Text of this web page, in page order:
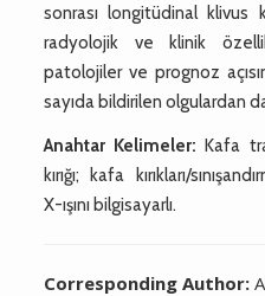
sonrası longitüdinal klivus
radyolojik ve klinik
patolojiler ve prognoz
sayıda bildirilen olgulardan da
Anahtar Kelimeler: Kafa
kırığı; kafa kırıkları/
X-ışını bilgisayarlı.
Corresponding Author: